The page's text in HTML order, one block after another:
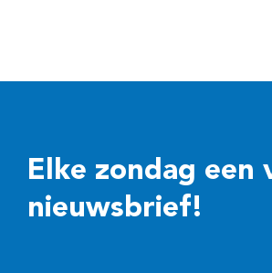
Elke zondag een
nieuwsbrief!